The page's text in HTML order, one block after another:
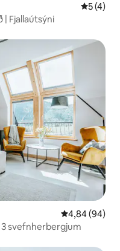
5 af 5 í
5 (4)
| Fjallaútsýni
4,84 af 5 í
4,84 (94)
svefnherbergjum